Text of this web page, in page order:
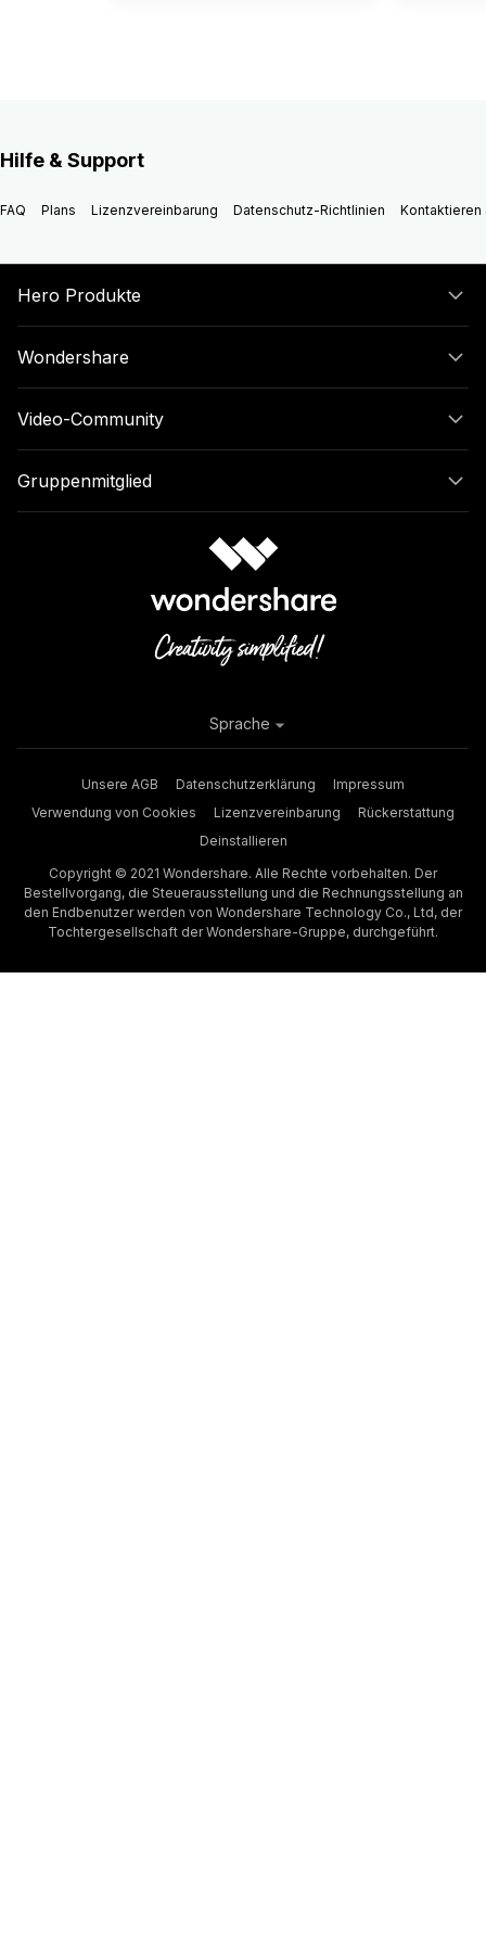
Hilfe & Support
FAQ Plans Lizenzvereinbarung Datenschutz-Richtlinien Kontaktieren
Hero Produkte
Wondershare
Video-Community
Gruppenmitglied
Unsere AGB Datenschutzerklärung
Impressum
Verwendung von Cookies
Lizenzvereinbarung
Rückerstattung
Deinstallieren
Copyright © 2021 Wondershare. Alle Rechte vorbehalten. Der
Bestellvorgang, die Steuerausstellung und die Rechnungsstellung an
den Endbenutzer werden von Wondershare Technology Co., Ltd, der
Tochtergesellschaft der Wondershare-Gruppe, durchgeführt.
Sprache